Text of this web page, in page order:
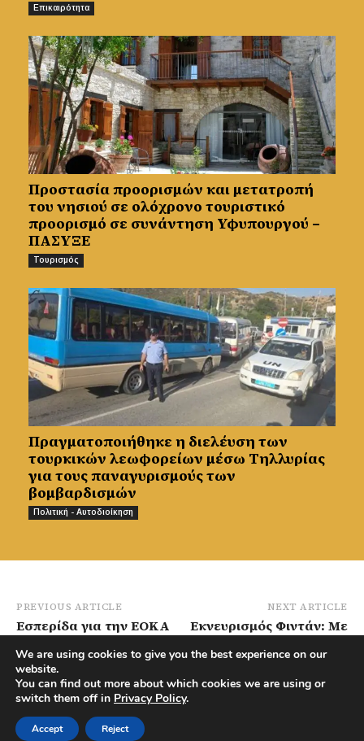
Επικαιρότητα
Προστασία προορισμών και μετατροπή
του νησιού σε ολόχρονο τουριστικό
προορισμό σε συνάντηση Υφυπουργού –
ΠΑΣΥΞΕ
Τουρισμός
Πραγματοποιήθηκε η διελέυση των
τουρκικών λεωφορείων μέσω Τηλλυρίας
για τους παναγυρισμούς των
βομβαρδισμών
Πολιτική - Αυτοδιοίκηση
PREVIOUS ARTICLE
Εσπερίδα για την ΕΟΚΑ
στην Αθήνα με ομιλία
από τα αρχεία του
Ελληνικού Γυμνασίου
Σολέας
NEXT ARTICLE
Εκνευρισμός Φιντάν: Με
κάνουν παράπονα για
We are using cookies to give you the best experience on our
website.
You can find out more about which cookies we are using or
switch them off in Privacy Policy.
Accept Reject